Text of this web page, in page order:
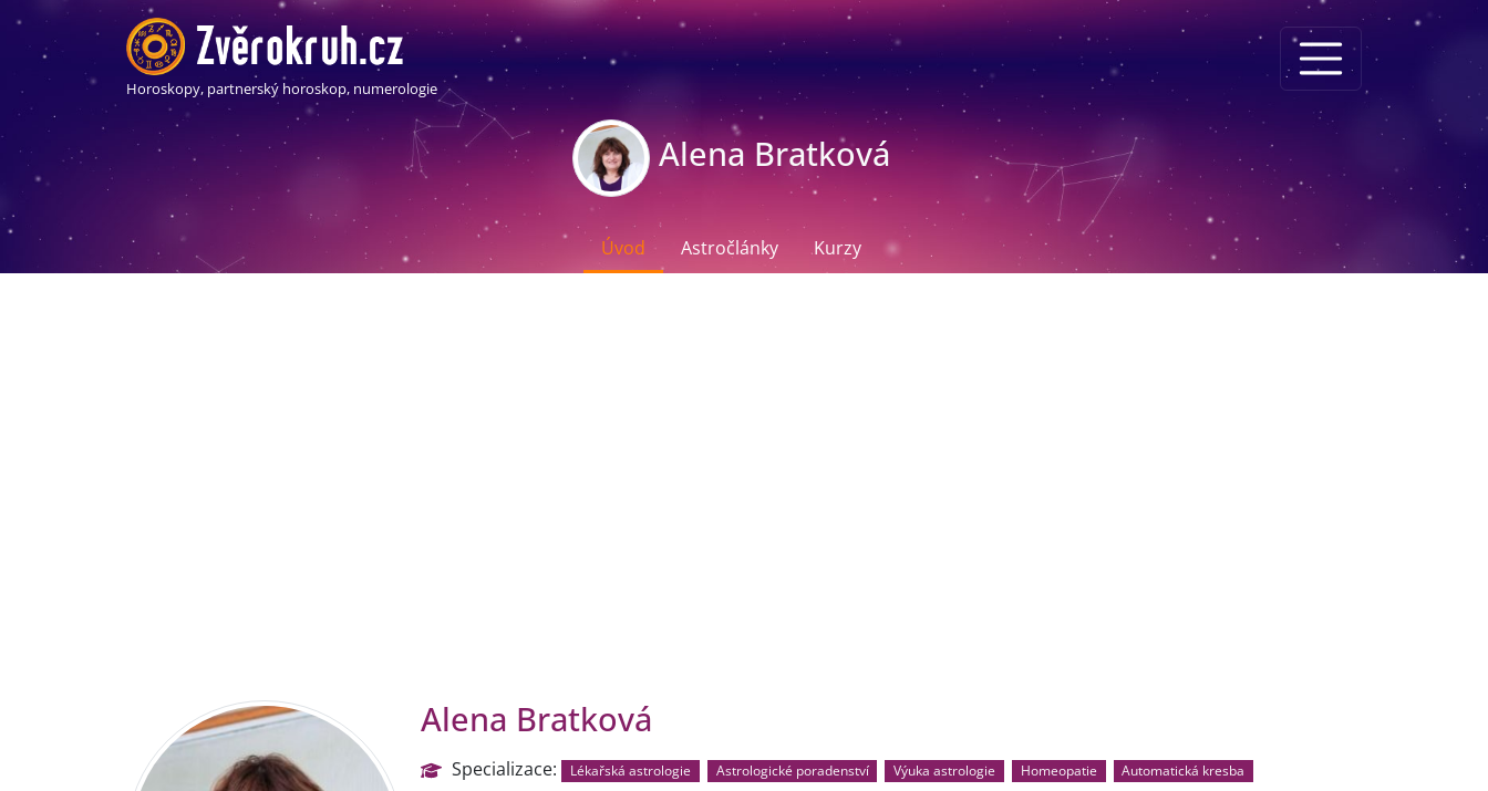
Horoskopy, partnerský horoskop, numerologie
Alena Bratková
Úvod Astročlánky Kurzy
Alena Bratková
Specializace: Lékařská astrologie Astrologické poradenství Výuka astrologie Homeopatie Automatická kresba